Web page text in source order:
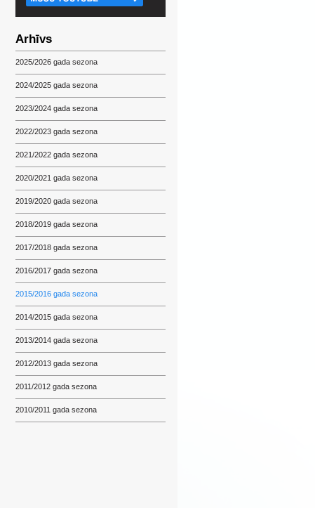
Arhīvs
2025/2026 gada sezona
2024/2025 gada sezona
2023/2024 gada sezona
2022/2023 gada sezona
2021/2022 gada sezona
2020/2021 gada sezona
2019/2020 gada sezona
2018/2019 gada sezona
2017/2018 gada sezona
2016/2017 gada sezona
2015/2016 gada sezona
2014/2015 gada sezona
2013/2014 gada sezona
2012/2013 gada sezona
2011/2012 gada sezona
2010/2011 gada sezona